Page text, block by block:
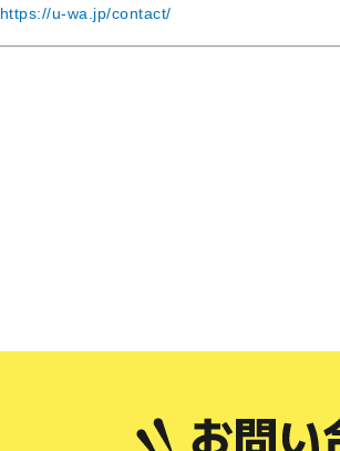
https://u-wa.jp/contact/